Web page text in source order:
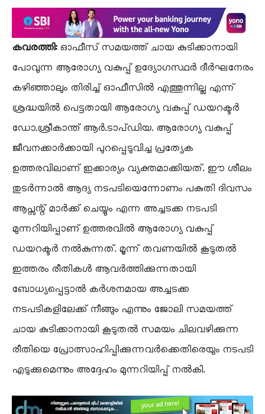
കവരത്തി:ഓഫീസ് സമയത്ത് ചായ കുടിക്കാനായി
പോവുന്ന ആരോഗ്യ വകുപ്പ് ഉദ്യോഗസ്ഥർ ദീർഘനേരം
കഴിഞ്ഞാലും തിരിച്ച് ഓഫീസിൽ എത്തുന്നില്ല എന്ന്
ശ്രദ്ധയിൽ പെട്ടതായി ആരോഗ്യ വകുപ്പ് ഡയറക്ടർ
ഡോ.ശ്രീകാന്ത് ആർ.ടാപ്ഡിയ. ആരോഗ്യ വകുപ്പ്
ജീവനക്കാർക്കായി പുറപ്പെടുവിച്ച പ്രത്യേക
ഉത്തരവിലാണ് ഇക്കാര്യം വ്യക്തമാക്കിയത്. ഈ ശീലം
തുടർന്നാൽ ആദ്യ നടപടിയെന്നോണം പകുതി ദിവസം
ആപ്സന്റ് മാർക്ക് ചെയ്യും എന്ന അച്ചടക്ക നടപടി
മുന്നറിയിപ്പാണ് ഉത്തരവിൽ ആരോഗ്യ വകുപ്പ്
ഡയറക്ടർ നൽകുന്നത്. മൂന്ന് തവണയിൽ കൂടുതൽ
ഇത്തരം രീതികൾ ആവർത്തിക്കുന്നതായി
ബോധ്യപ്പെട്ടാൽ കർശനമായ അച്ചടക്ക
നടപടികളിലേക്ക് നീങ്ങും എന്നും ജോലി സമയത്ത്
ചായ കുടിക്കാനായി കൂടുതൽ സമയം ചിലവഴിക്കുന്ന
രീതിയെ പ്രോത്സാഹിപ്പിക്കുന്നവർക്കെതിരെയും നടപടി
എടുക്കുമെന്നും അദ്ദേഹം മുന്നറിയിപ്പ് നൽകി.